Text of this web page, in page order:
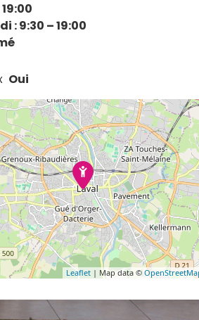
: 9:30 – 19:00
Oui
Leaflet | Map data ©